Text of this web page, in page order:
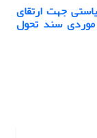
جهت ارتقای
موردی سند تحول